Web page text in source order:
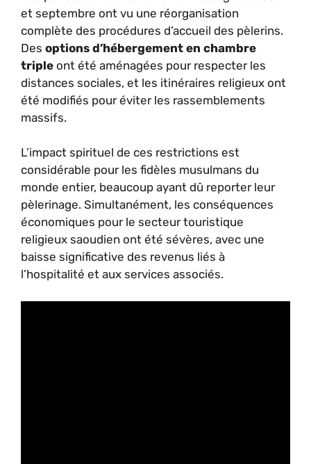
et septembre ont vu une réorganisation
complète des procédures d’accueil des pèlerins.
Des options d’hébergement en chambre
triple ont été aménagées pour respecter les
distances sociales, et les itinéraires religieux ont
été modifiés pour éviter les rassemblements
massifs.
L’impact spirituel de ces restrictions est
considérable pour les fidèles musulmans du
monde entier, beaucoup ayant dû reporter leur
pèlerinage. Simultanément, les conséquences
économiques pour le secteur touristique
religieux saoudien ont été sévères, avec une
baisse significative des revenus liés à
l’hospitalité et aux services associés.